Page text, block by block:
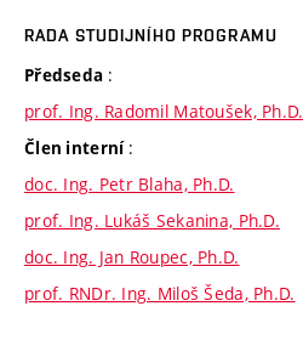
RADA STUDIJNÍHO PROGRAMU
Předseda :
prof. Ing. Radomil Matoušek, Ph.D.
Člen interní :
doc. Ing. Petr Blaha, Ph.D.
prof. Ing. Lukáš Sekanina, Ph.D.
doc. Ing. Jan Roupec, Ph.D.
prof. RNDr. Ing. Miloš Šeda, Ph.D.